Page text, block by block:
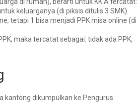
keluarganya (di piksis ditulis 3 SMK).
tetapi 1 bisa menjadi PPK misa online (di
maka tercatat sebagai: tidak ada PPK,
kantong dikumpulkan ke Pengurus